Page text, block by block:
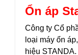
Ổn áp
Công ty Cổ
loại máy ổn
hiệu STANDA.